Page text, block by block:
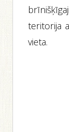
teritorija
vieta.